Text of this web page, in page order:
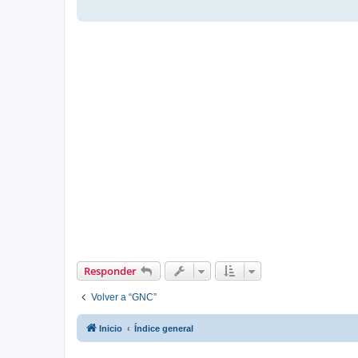
Responder
Volver a “GNC”
Inicio Índice general